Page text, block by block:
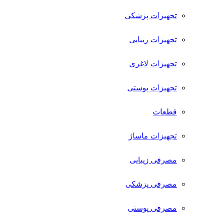
تجهیزات پزشکی
تجهیزات زیبایی
تجهیزات لاغری
تجهیزات پوستی
قطعات
تجهیزات ماساژ
مصرفی زیبایی
مصرفی پزشکی
مصرفی پوستی